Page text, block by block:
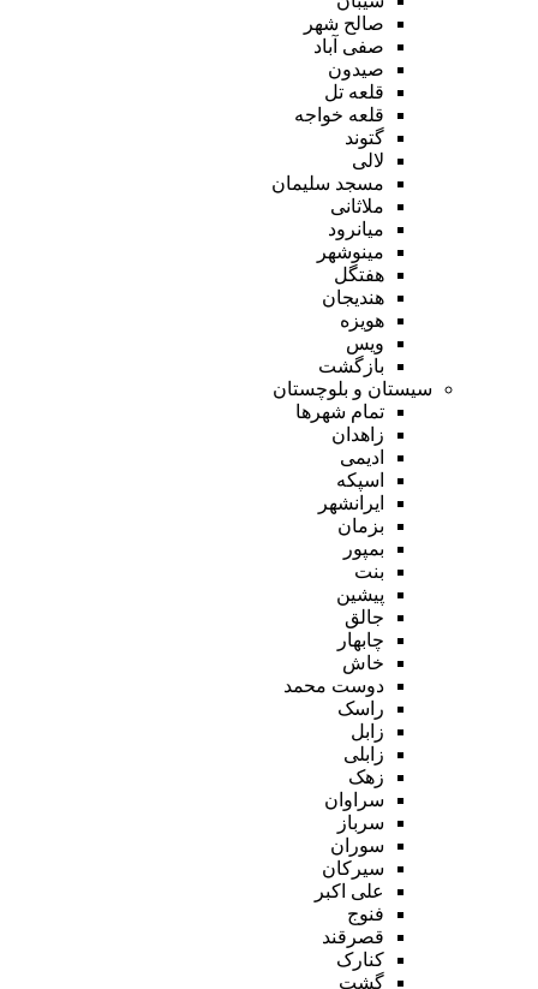
صالح شهر
صفی آباد
صیدون
قلعه تل
قلعه خواجه
گتوند
لالی
مسجد سلیمان
ملاثانی
میانرود
مینوشهر
هفتگل
هندیجان
هویزه
ویس
بازگشت
سیستان و بلوچستان
تمام شهر‌ها
زاهدان
ادیمی
اسپکه
ایرانشهر
بزمان
بمپور
بنت
پیشین
جالق
چابهار
خاش
دوست محمد
راسک
زابل
زابلی
زهک
سراوان
سرباز
سوران
سیرکان
علی اکبر
فنوج
قصرقند
کنارک
گشت